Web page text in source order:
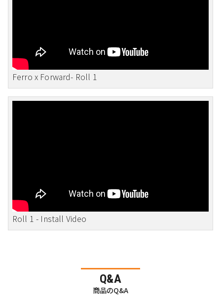
Ferro x Forward- Roll 1
Roll 1 - Install Video
Q&A
商品のQ&A